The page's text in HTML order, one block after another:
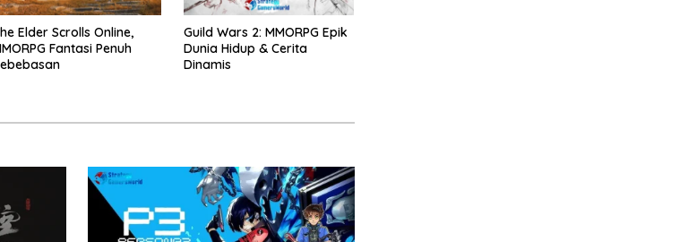
Elder Scrolls Online,
Fantasi Penuh
Guild Wars 2: MMORPG Epik
Dunia Hidup & Cerita
Dinamis